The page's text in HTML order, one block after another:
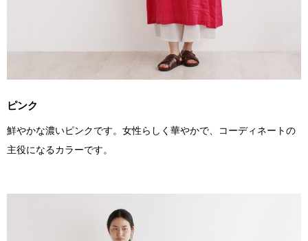
ピンク
鮮やかな濃いピンクです。女性らしく華やかで、コーディネートの
主役になるカラーです。